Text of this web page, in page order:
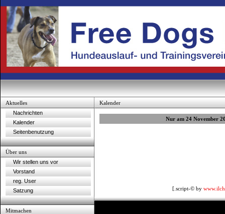
Aktuelles
Nachrichten
Kalender
Seitenbenutzung
Über uns
Wir stellen uns vor
Vorstand
reg. User
Satzung
Mitmachen
Kalender
Nur am 24 November
[.script-© by